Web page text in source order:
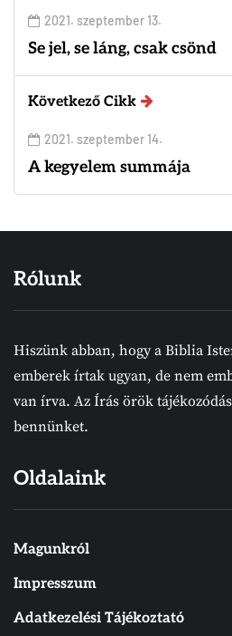
2021. szeptember 13.
Se jel, se láng, csak csönd
Következő Cikk
2021. szeptember 14.
A kegyelem summája
Rólunk
Hiszünk abban, hogy a Biblia
emberek írtak ugyan, de nem
van írva. Az Írás örök
bennünket.
Oldalaink
Magunkról
Impresszum
Adatkezelési Tájékoztató